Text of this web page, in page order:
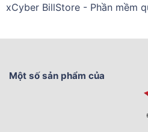
xCyber BillStore - Phần mềm
Một số sản phẩm của